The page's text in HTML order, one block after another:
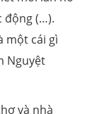
động (…).
một cái gì
Nguyệt
và nhà